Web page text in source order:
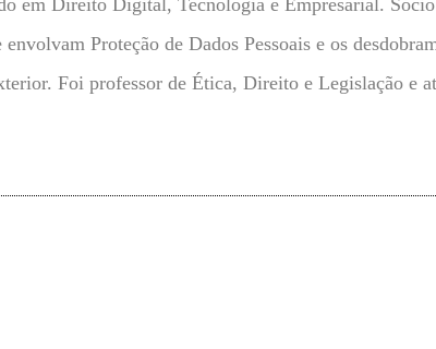
envolvam Proteção de Dados Pessoais e os
Foi professor de Ética, Direito e Legislação e